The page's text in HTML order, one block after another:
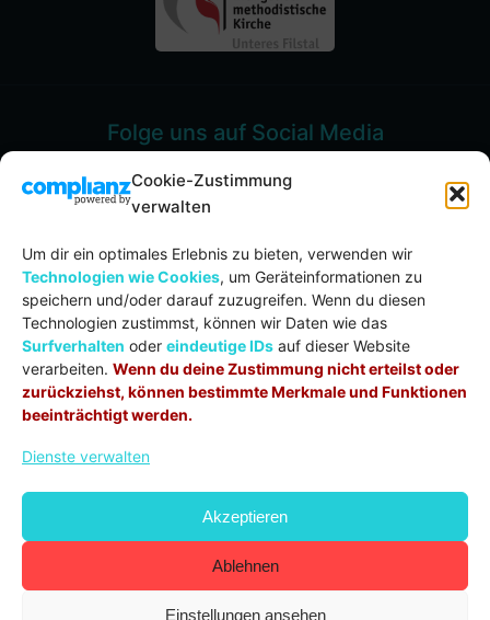
Cookie-Zustimmung
verwalten
Um dir ein optimales Erlebnis zu bieten, verwenden wir
Technologien wie Cookies, um Geräteinformationen zu
speichern und/oder darauf zuzugreifen. Wenn du diesen
Technologien zustimmst, können wir Daten wie das
Surfverhalten oder eindeutige IDs auf dieser Website
verarbeiten. Wenn du deine Zustimmung nicht erteilst oder
zurückziehst, können bestimmte Merkmale und Funktionen
beeinträchtigt werden.
Dienste verwalten
Akzeptieren
Ablehnen
Einstellungen ansehen
Folge uns auf Social Media
Spenden
Evang.-meth. Kirche Unteres Filstal
IBAN:DE71 6105 0000 0002 0053 57
BIC:GOPSDE6GXXX
Verwendungszweck:Spende
© COPYRIGHT 2020 – 2026 | DAS CREDO
COOKIE-RICHTLINIE (EU) KONTAKT